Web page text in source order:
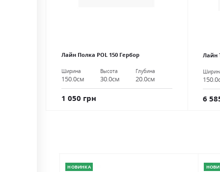
Лайн Полка РОL 150 Гербор
Ширина
150.0см
Высота
30.0см
Глубина
20.0см
1 050 грн
Лайн
6
НОВИНКА